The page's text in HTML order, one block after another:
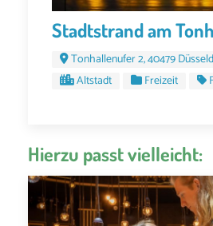
Stadtstrand am
Tonhallenufer 2, 40479
Altstadt
Freizeit
Hierzu passt vielleicht: